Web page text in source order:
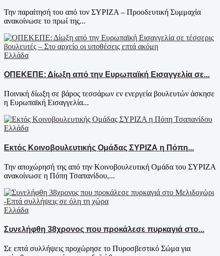
Την παραίτησή του από τον ΣΥΡΙΖΑ – Προοδευτική Συμμαχία
ανακοίνωσε το πρωί της...
Ελλάδα
ΟΠΕΚΕΠΕ: Δίωξη από την Ευρωπαϊκή Εισαγγελία σε...
Ποινική δίωξη σε βάρος τεσσάρων εν ενεργεία βουλευτών άσκησε
η Ευρωπαϊκή Εισαγγελία...
Ελλάδα
Εκτός Κοινοβουλευτικής Ομάδας ΣΥΡΙΖΑ η Πόπη...
Την αποχώρησή της από την Κοινοβουλευτική Ομάδα του ΣΥΡΙΖΑ
ανακοίνωσε η Πόπη Τσαπανίδου,...
Ελλάδα
Συνελήφθη 38χρονος που προκάλεσε πυρκαγιά στο...
Σε επτά συλλήψεις προχώρησε το Πυροσβεστικό Σώμα για